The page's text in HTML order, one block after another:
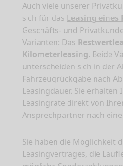
Auch viele unserer
sich für das Leasing eines
Geschäfts- und
Varianten: Das
Kilometerleasing. Beide
unterscheiden sich in der
Fahrzeugrückgabe nach
Leasingdauer. Sie erhalten
Leasingrate direkt von
Ansprechpartner nach
Sie haben die Möglichkeit
Leasingvertrages, die